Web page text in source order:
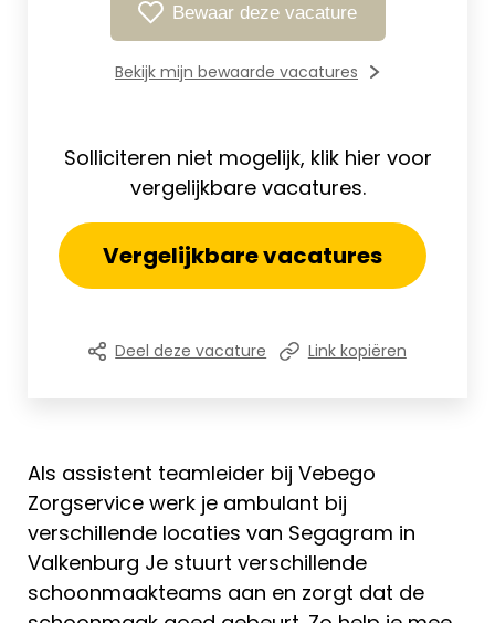
Als assistent teamleider bij Vebego
Zorgservice werk je ambulant bij
verschillende locaties van Segagram in
Valkenburg Je stuurt verschillende
schoonmaakteams aan en zorgt dat de
Bewaar deze vacature
Bekijk mijn bewaarde vacatures
Solliciteren niet mogelijk, klik hier voor
vergelijkbare vacatures.
Vergelijkbare vacatures
Deel deze vacature Link kopiëren